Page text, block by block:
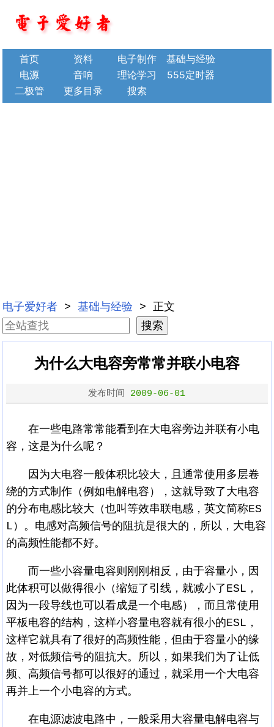
首页 资料 电子制作
基础与经验
电源
音响 理论学习
555定时器
二极管
更多目录 搜索
电子爱好者 >基础与经验 > 正文
为什么大电容旁常常并联小电容
发布时间 2009-06-01
在一些电路常常能看到在大电容旁边并联有小电
容，这是为什么呢？
因为大电容一般体积比较大，且通常使用多层卷
绕的方式制作（例如电解电容），这就导致了大电容
的分布电感比较大（也叫等效串联电感，英文简称ES
L）。电感对高频信号的阻抗是很大的，所以，大电容
的高频性能都不好。
而一些小容量电容则刚刚相反，由于容量小，因
此体积可以做得很小（缩短了引线，就减小了ESL，
因为一段导线也可以看成是一个电感），而且常使用
平板电容的结构，这样小容量电容就有很小的ESL，
这样它就具有了很好的高频性能，但由于容量小的缘
故，对低频信号的阻抗大。所以，如果我们为了让低
频、高频信号都可以很好的通过，就采用一个大电容
再并上一个小电容的方式。
在电源滤波电路中，一般采用大容量电解电容与